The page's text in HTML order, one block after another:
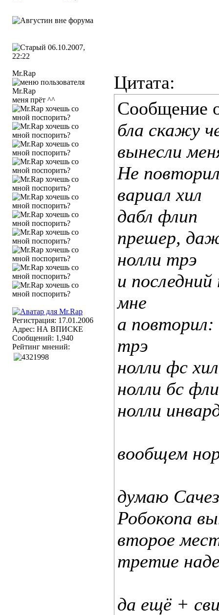
06.10.2007,
22:22
Mr.Rap
меня прёт ^^
Регистрация: 17.01.2006
Адрес: НА ВПИСКЕ
Сообщений: 1,940
Рейтинг мнений:
Цитата:
Сообщение
бла скажу
вынесли
Не
вариал хил
дабл флип
прешер,
нолли трэ
и
мне
а повторил:
трэ
нолли фс хил
нолли бс
нолли
вообщем
думаю
Робокопа
второе
третие
да ещё +